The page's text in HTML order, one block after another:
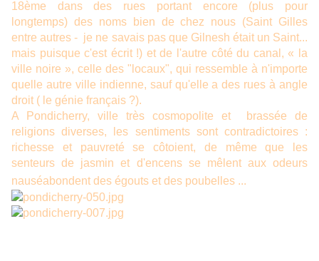
18ème dans des rues portant encore (plus pour
longtemps) des noms bien de chez nous (Saint Gilles
entre autres - je ne savais pas que Gilnesh était un Saint...
mais puisque c'est écrit !) et de l'autre côté du canal, « la
ville noire », celle des "locaux", qui ressemble à n'importe
quelle autre ville indienne, sauf qu'elle a des rues à angle
droit ( le génie français ?).
A Pondicherry, ville très cosmopolite et brassée de
religions diverses, les sentiments sont contradictoires :
richesse et pauvreté se côtoient, de même que les
senteurs de jasmin et d'encens se mêlent aux odeurs
nauséabondent des égouts et des poubelles ...